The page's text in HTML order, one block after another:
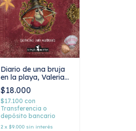
Diario de una bruja
en la playa, Valeria
Dávila y Mónica
López
$18.000
$17.100 con
Transferencia o
depósito bancario
2 x $9.000 sin interés